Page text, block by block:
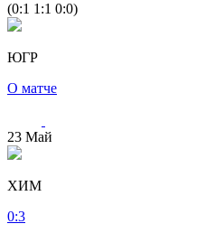
(0:1 1:1 0:0)
ЮГР
О матче
23 Май
ХИМ
0:3